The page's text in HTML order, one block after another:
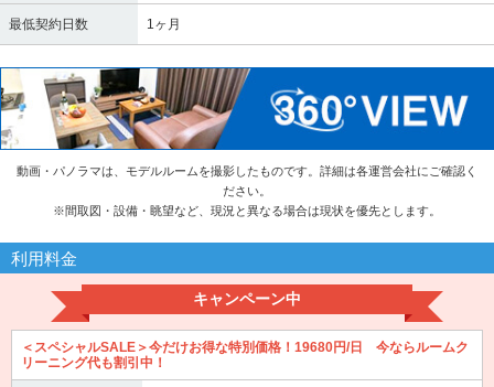
最低契約日数 1ヶ月
動画・パノラマは、モデルルームを撮影したものです。詳細は各運営会社にご確認く
ださい。
※間取図・設備・眺望など、現況と異なる場合は現状を優先とします。
利用料金
キャンペーン中
＜スペシャルSALE＞今だけお得な特別価格！19680円/日 今ならルームク
リーニング代も割引中！